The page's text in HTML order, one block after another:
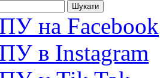
на Facebook
в Instagram